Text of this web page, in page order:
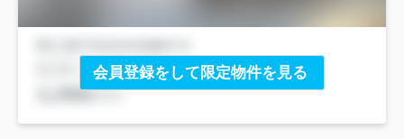
会員登録をして限定物件を見る